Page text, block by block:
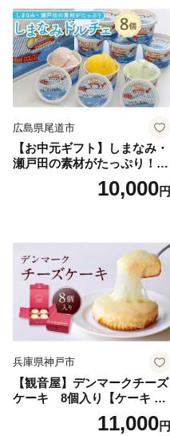
広島県尾道市
【お中元ギフト】しまなみ・
瀬戸田の素材がたっぷり！ジ
10,000円
兵庫県神戸市
【観音屋】デンマークチーズ
ケーキ 8個入り【ケーキ チ
ーズケーキ 人気スイーツ お
すすめスイーツ 神戸スイー
11,000円